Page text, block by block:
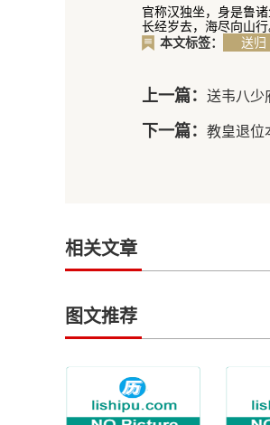
官称汉独坐，身是鲁
长经岁去，海尽向山
本文标签：
送归
上一篇： 送韦八少
下一篇： 教皇退位
相关文章
图文推荐